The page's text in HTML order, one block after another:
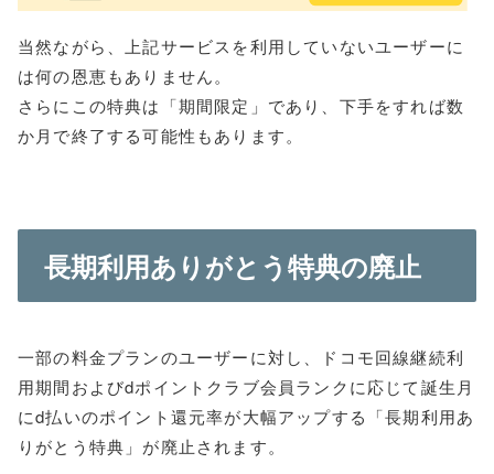
当然ながら、上記サービスを利用していないユーザーに
は何の恩恵もありません。
さらにこの特典は「期間限定」であり、下手をすれば数
か月で終了する可能性もあります。
長期利用ありがとう特典の廃止
一部の料金プランのユーザーに対し、ドコモ回線継続利
用期間およびdポイントクラブ会員ランクに応じて誕生月
にd払いのポイント還元率が大幅アップする「長期利用あ
りがとう特典」が廃止されます。